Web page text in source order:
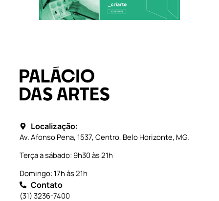
Localização:
Av. Afonso Pena, 1537, Centro, Belo Horizonte, MG.
Terça a sábado: 9h30 às 21h
Domingo: 17h às 21h
Contato
(31) 3236-7400